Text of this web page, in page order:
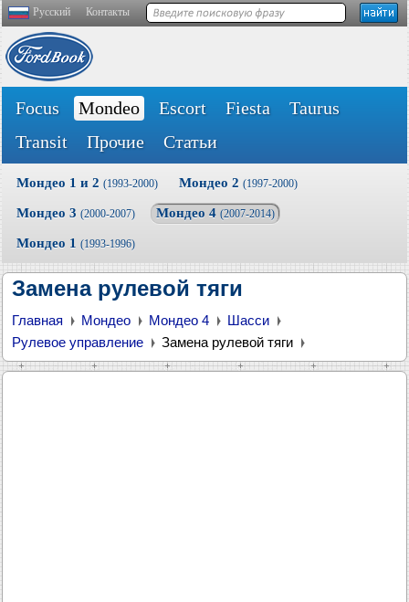
Русский Контакты
Focus Mondeo Escort Fiesta
Taurus
Transit
Прочие Статьи
Мондео 1 и 2 (1993-2000) Мондео 2 (1997-2000)
Мондео 3 (2000-2007) Мондео 4 (2007-2014)
Мондео 1 (1993-1996)
Замена рулевой тяги
Главная Мондео Мондео 4
Шасси
Рулевое управление
Замена рулевой тяги